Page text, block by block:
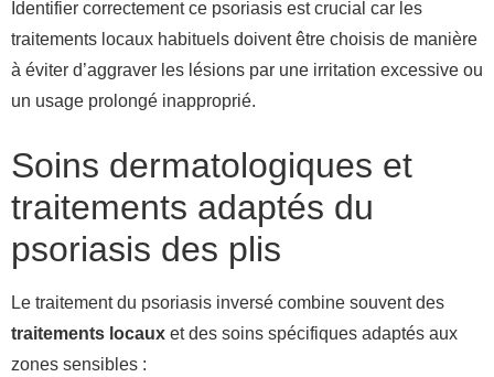
Identifier correctement ce psoriasis est crucial car les
traitements locaux habituels doivent être choisis de manière
à éviter d’aggraver les lésions par une irritation excessive ou
un usage prolongé inapproprié.
Soins dermatologiques et
traitements adaptés du
psoriasis des plis
Le traitement du psoriasis inversé combine souvent des
traitements locaux et des soins spécifiques adaptés aux
zones sensibles :